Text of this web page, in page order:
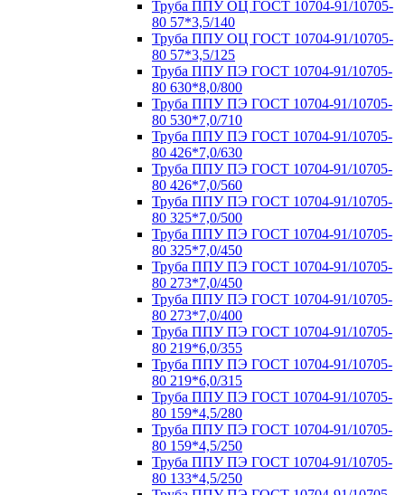
Труба ППУ ОЦ ГОСТ 10704-91/10705-
80 57*3,5/140
Труба ППУ ОЦ ГОСТ 10704-91/10705-
80 57*3,5/125
Труба ППУ ПЭ ГОСТ 10704-91/10705-
80 630*8,0/800
Труба ППУ ПЭ ГОСТ 10704-91/10705-
80 530*7,0/710
Труба ППУ ПЭ ГОСТ 10704-91/10705-
80 426*7,0/630
Труба ППУ ПЭ ГОСТ 10704-91/10705-
80 426*7,0/560
Труба ППУ ПЭ ГОСТ 10704-91/10705-
80 325*7,0/500
Труба ППУ ПЭ ГОСТ 10704-91/10705-
80 325*7,0/450
Труба ППУ ПЭ ГОСТ 10704-91/10705-
80 273*7,0/450
Труба ППУ ПЭ ГОСТ 10704-91/10705-
80 273*7,0/400
Труба ППУ ПЭ ГОСТ 10704-91/10705-
80 219*6,0/355
Труба ППУ ПЭ ГОСТ 10704-91/10705-
80 219*6,0/315
Труба ППУ ПЭ ГОСТ 10704-91/10705-
80 159*4,5/280
Труба ППУ ПЭ ГОСТ 10704-91/10705-
80 159*4,5/250
Труба ППУ ПЭ ГОСТ 10704-91/10705-
80 133*4,5/250